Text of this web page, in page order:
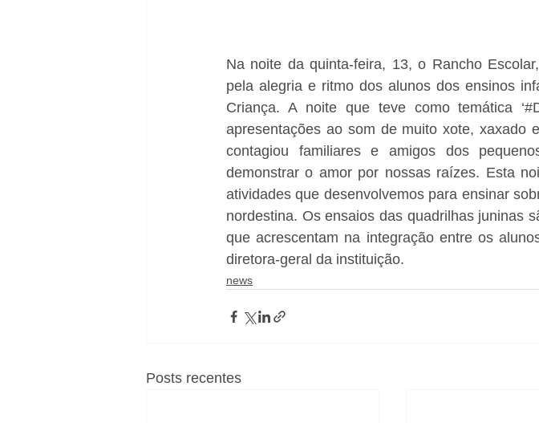
Na noite da quinta-feira, 13, o Rancho
pela alegria e ritmo dos alunos dos ensinos
Criança. A noite que teve como temática
apresentações ao som de muito xote, xaxado
contagiou familiares e amigos dos
demonstrar o amor por nossas raízes. Esta
atividades que desenvolvemos para ensinar
nordestina. Os ensaios das quadrilhas juninas
que acrescentam na integração entre os
diretora-geral da instituição.
news
Posts recentes